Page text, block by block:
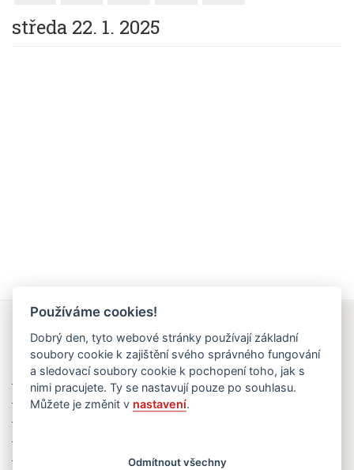
středa 22. 1. 2025
Rychlé odkazy
Elektronická žákovská knížka
Jídelní lístek
Používáme cookies!
Dobrý den, tyto webové stránky používají základní
soubory cookie k zajištění svého správného fungování
a sledovací soubory cookie k pochopení toho, jak s
nimi pracujete. Ty se nastavují pouze po souhlasu.
Můžete je změnit v nastavení.
Odmítnout všechny